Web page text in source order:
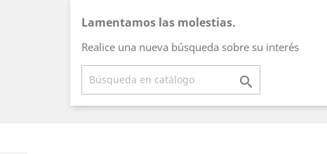
Lamentamos las molestias.
Realice una nueva búsqueda sobre su interés
